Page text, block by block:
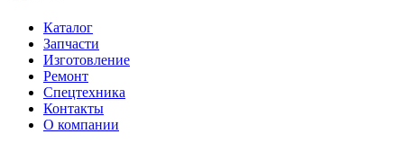
Каталог
Запчасти
Изготовление
Ремонт
Спецтехника
Контакты
О компании